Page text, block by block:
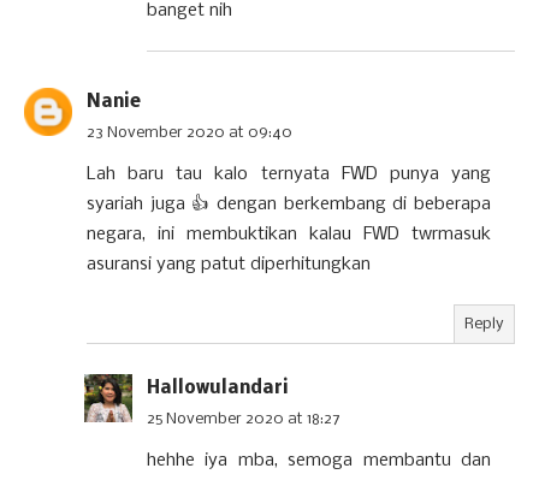
banget nih
Nanie
23 November 2020 at 09:40
Lah baru tau kalo ternyata FWD punya yang
syariah juga 👍 dengan berkembang di beberapa
negara, ini membuktikan kalau FWD twrmasuk
asuransi yang patut diperhitungkan
Reply
Hallowulandari
25 November 2020 at 18:27
hehhe iya mba, semoga membantu dan